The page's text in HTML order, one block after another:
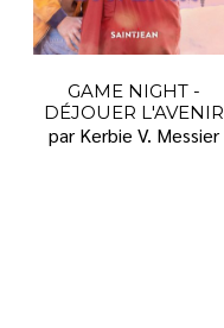
GAME NIGHT -
DÉJOUER L'AVENIR
par Kerbie V. Messier